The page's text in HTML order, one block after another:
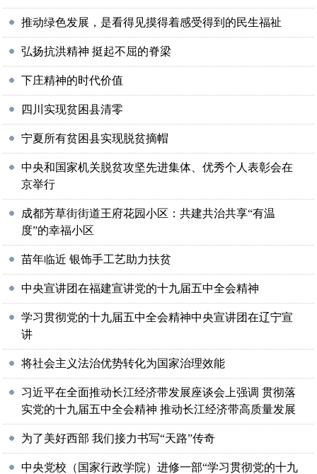
推动绿色发展，是看得见摸得着感受得到的民生福祉
弘扬抗洪精神 挺起不屈的脊梁
下庄精神的时代价值
四川实现贫困县清零
宁夏所有贫困县实现脱贫摘帽
中央和国家机关脱贫攻坚先进集体、优秀个人表彰会在
京举行
成都芳草街街道王府花园小区：共建共治共享“有温
度”的幸福小区
苗年临近 银饰手工艺助力扶贫
中央宣讲团在福建宣讲党的十九届五中全会精神
学习贯彻党的十九届五中全会精神中央宣讲团在辽宁宣
讲
将社会主义法治优势转化为国家治理效能
习近平在全面推动长江经济带发展座谈会上强调 贯彻落
实党的十九届五中全会精神 推动长江经济带高质量发展
为了美好西部 我们接力书写“天路”传奇
中央党校（国家行政学院）进修一部“学习贯彻党的十九